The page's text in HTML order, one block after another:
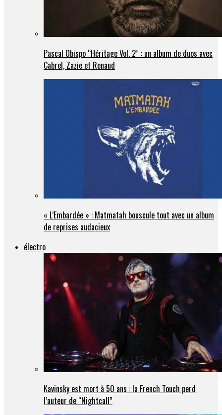
Pascal Obispo “Héritage Vol. 2” : un album de duos avec
Cabrel, Zazie et Renaud
« L’Embardée » : Matmatah bouscule tout avec un album
de reprises audacieux
électro
Kavinsky est mort à 50 ans : la French Touch perd
l’auteur de “Nightcall”